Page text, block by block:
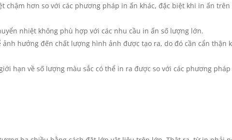
chậm hơn so với các phương pháp in ấn khác, đặc biệt khi in ấn trên
nhiệt không phù hợp với các nhu cầu in ấn số lượng lớn.
hưởng đến chất lượng hình ảnh được tạo ra, do đó cần cẩn thận
hạn về số lượng màu sắc có thể in ra được so với các phương